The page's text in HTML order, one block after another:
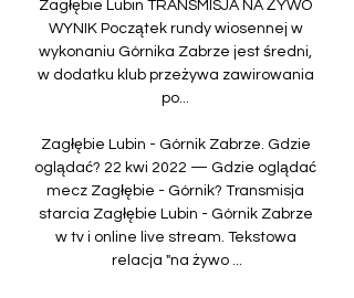
Zagłębie Lubin TRANSMISJA NA ŻYWO
WYNIK Początek rundy wiosennej w
wykonaniu Górnika Zabrze jest średni,
w dodatku klub przeżywa zawirowania
po...
Zagłębie Lubin - Górnik Zabrze. Gdzie
oglądać? 22 kwi 2022 — Gdzie oglądać
mecz Zagłębie - Górnik? Transmisja
starcia Zagłębie Lubin - Górnik Zabrze
w tv i online live stream. Tekstowa
relacja "na żywo ...